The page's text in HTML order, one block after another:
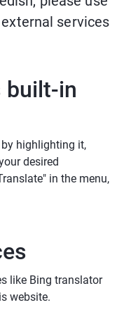
services
built-in
highlighting it,
desired
in the menu,
like Bing translator
website.